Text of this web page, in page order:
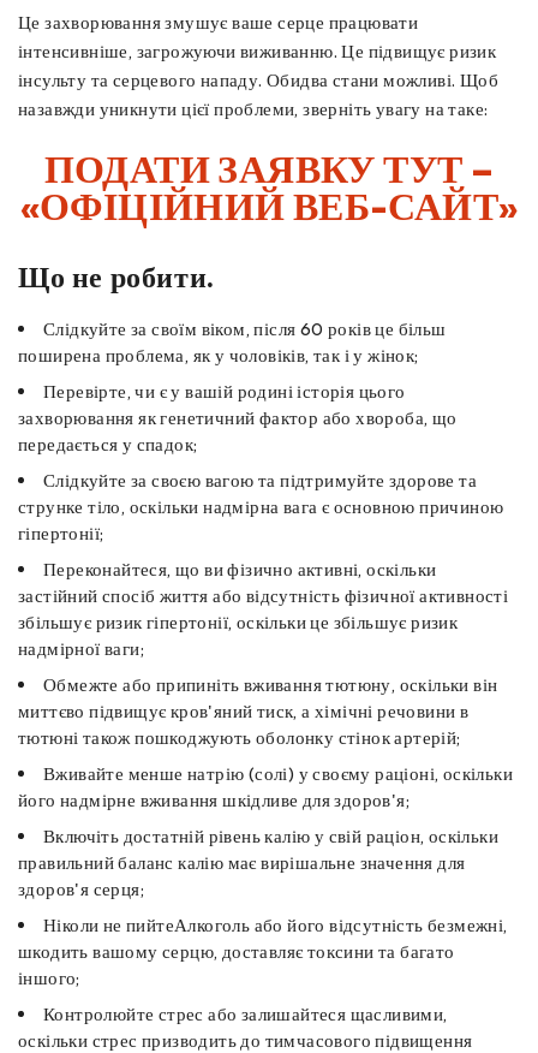
Це захворювання змушує ваше серце працювати
інтенсивніше, загрожуючи виживанню. Це підвищує ризик
інсульту та серцевого нападу. Обидва стани можливі. Щоб
назавжди уникнути цієї проблеми, зверніть увагу на таке:
ПОДАТИ ЗАЯВКУ ТУТ –
«ОФІЦІЙНИЙ ВЕБ-САЙТ»
Що не робити.
Слідкуйте за своїм віком, після 60 років це більш
поширена проблема, як у чоловіків, так і у жінок;
Перевірте, чи є у вашій родині історія цього
захворювання як генетичний фактор або хвороба, що
передається у спадок;
Слідкуйте за своєю вагою та підтримуйте здорове та
струнке тіло, оскільки надмірна вага є основною причиною
гіпертонії;
Переконайтеся, що ви фізично активні, оскільки
застійний спосіб життя або відсутність фізичної активності
збільшує ризик гіпертонії, оскільки це збільшує ризик
надмірної ваги;
Обмежте або припиніть вживання тютюну, оскільки він
миттєво підвищує кров'яний тиск, а хімічні речовини в
тютюні також пошкоджують оболонку стінок артерій;
Вживайте менше натрію (солі) у своєму раціоні, оскільки
його надмірне вживання шкідливе для здоров'я;
Включіть достатній рівень калію у свій раціон, оскільки
правильний баланс калію має вирішальне значення для
здоров'я серця;
Ніколи не пийтеАлкоголь або його відсутність безмежні,
шкодить вашому серцю, доставляє токсини та багато
іншого;
Контролюйте стрес або залишайтеся щасливими,
оскільки стрес призводить до тимчасового підвищення